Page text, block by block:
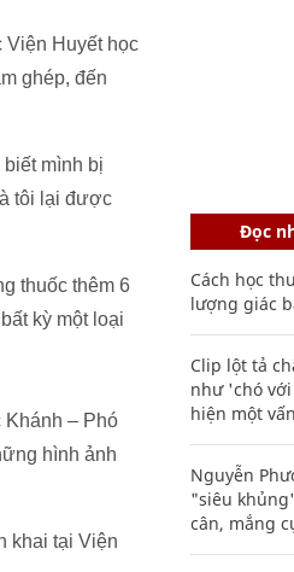
Viện Huyết học
ghép, đến
mình bị
tôi lại được
thuốc thêm 6
kỳ một loại
Khánh – Phó
hình ảnh
khai tại Viện
Đọc
Cách học
lượng giác
Clip lột tả
như 'chó
hiện một
Nguyễn
"siêu
cân, mắng